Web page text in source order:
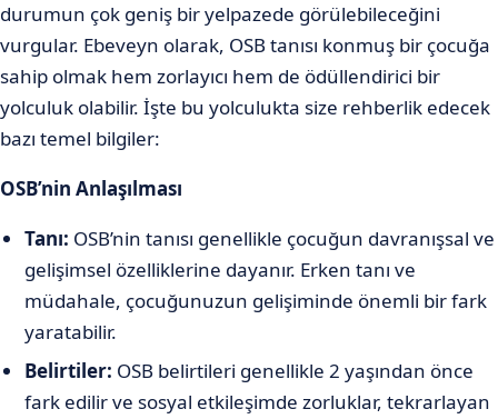
durumun çok geniş bir yelpazede görülebileceğini
vurgular. Ebeveyn olarak, OSB tanısı konmuş bir çocuğa
sahip olmak hem zorlayıcı hem de ödüllendirici bir
yolculuk olabilir. İşte bu yolculukta size rehberlik edecek
bazı temel bilgiler:
OSB’nin Anlaşılması
Tanı: OSB’nin tanısı genellikle çocuğun davranışsal ve
gelişimsel özelliklerine dayanır. Erken tanı ve
müdahale, çocuğunuzun gelişiminde önemli bir fark
yaratabilir.
Belirtiler: OSB belirtileri genellikle 2 yaşından önce
fark edilir ve sosyal etkileşimde zorluklar, tekrarlayan